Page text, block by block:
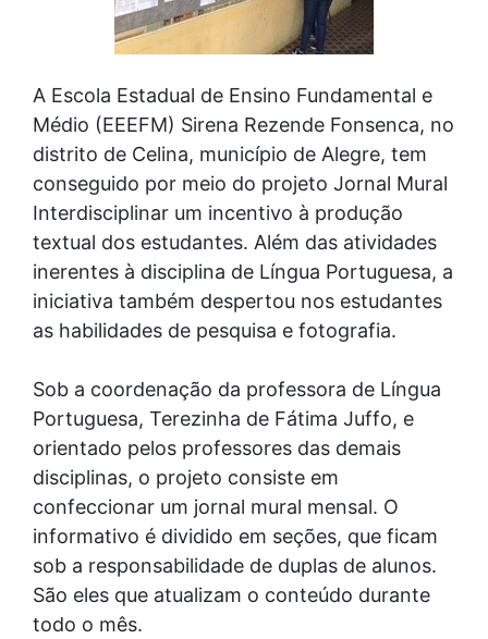
A Escola Estadual de Ensino Fundamental e
Médio (EEEFM) Sirena Rezende Fonsenca, no
distrito de Celina, município de Alegre, tem
conseguido por meio do projeto Jornal Mural
Interdisciplinar um incentivo à produção
textual dos estudantes. Além das atividades
inerentes à disciplina de Língua Portuguesa, a
iniciativa também despertou nos estudantes
as habilidades de pesquisa e fotografia.
Sob a coordenação da professora de Língua
Portuguesa, Terezinha de Fátima Juffo, e
orientado pelos professores das demais
disciplinas, o projeto consiste em
confeccionar um jornal mural mensal. O
informativo é dividido em seções, que ficam
sob a responsabilidade de duplas de alunos.
São eles que atualizam o conteúdo durante
todo o mês.